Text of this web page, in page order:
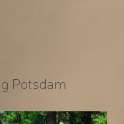
Potsdam